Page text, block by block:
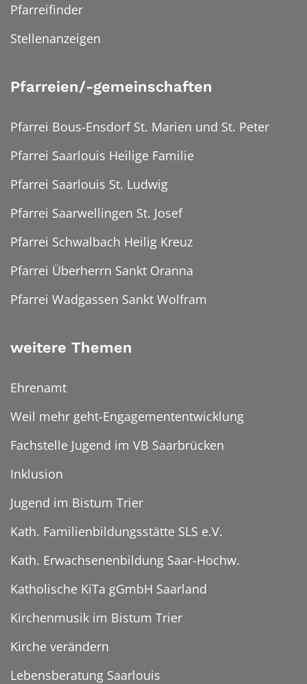
Pfarreifinder
Stellenanzeigen
Pfarreien/-gemeinschaften
Pfarrei Bous-Ensdorf St. Marien und St. Peter
Pfarrei Saarlouis Heilige Familie
Pfarrei Saarlouis St. Ludwig
Pfarrei Saarwellingen St. Josef
Pfarrei Schwalbach Heilig Kreuz
Pfarrei Überherrn Sankt Oranna
Pfarrei Wadgassen Sankt Wolfram
weitere Themen
Ehrenamt
Weil mehr geht-Engagemententwicklung
Fachstelle Jugend im VB Saarbrücken
Inklusion
Jugend im Bistum Trier
Kath. Familienbildungsstätte SLS e.V.
Kath. Erwachsenenbildung Saar-Hochw.
Katholische KiTa gGmbH Saarland
Kirchenmusik im Bistum Trier
Kirche verändern
Lebensberatung Saarlouis